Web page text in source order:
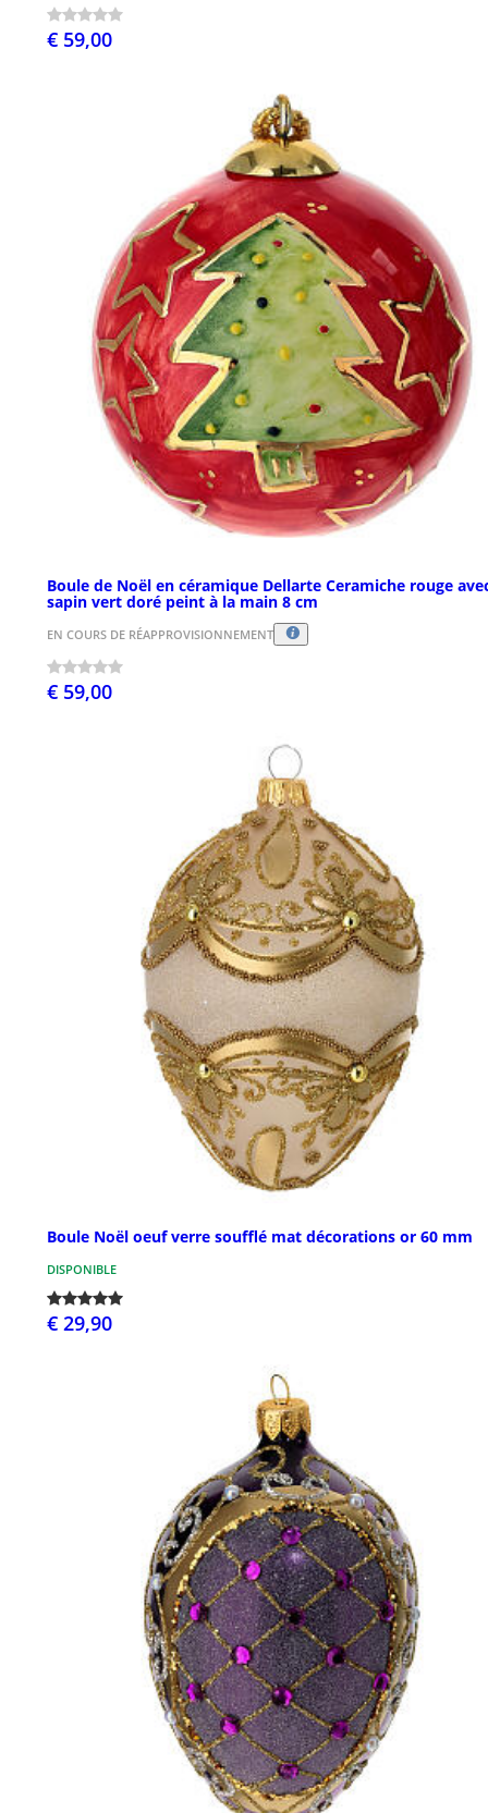
€ 59,00
Boule de Noël en céramique Dellarte Ceramiche rouge
sapin vert doré peint à la main 8 cm
EN COURS DE RÉAPPROVISIONNEMENT
€ 59,00
Boule Noël oeuf verre soufflé mat décorations or 60 mm
DISPONIBLE
€ 29,90